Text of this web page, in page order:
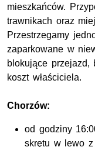
mieszkańców.
trawnikach oraz
Przestrzegamy
zaparkowane w
blokujące
koszt właściciela.
Chorzów:
od godziny
skrętu w lewo z